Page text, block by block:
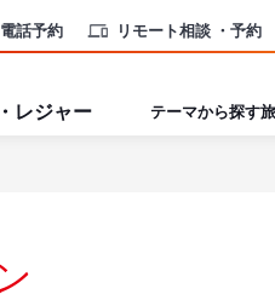
電話予約 リモート相談 ・予約
レジャー テーマから探す